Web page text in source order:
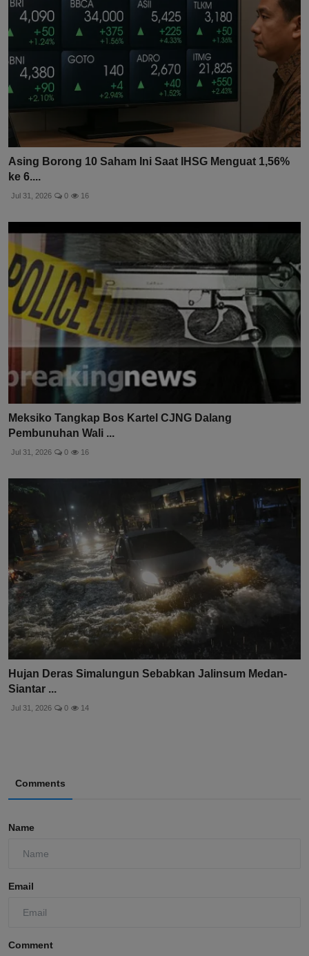
Asing Borong 10 Saham Ini Saat IHSG Menguat 1,56%
ke 6....
Jul 31, 2026 0 16
Meksiko Tangkap Bos Kartel CJNG Dalang
Pembunuhan Wali ...
Jul 31, 2026 0 16
Hujan Deras Simalungun Sebabkan Jalinsum Medan-
Siantar ...
Jul 31, 2026 0 14
Comments
Name
Email
Comment